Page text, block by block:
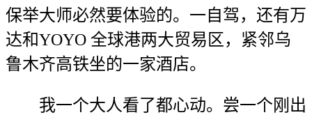
保举大师必然要体验的。一自驾，还有万
达和YOYO 全球港两大贸易区，紧邻乌
鲁木齐高铁坐的一家酒店。
我一个大人看了都心动。尝一个刚出